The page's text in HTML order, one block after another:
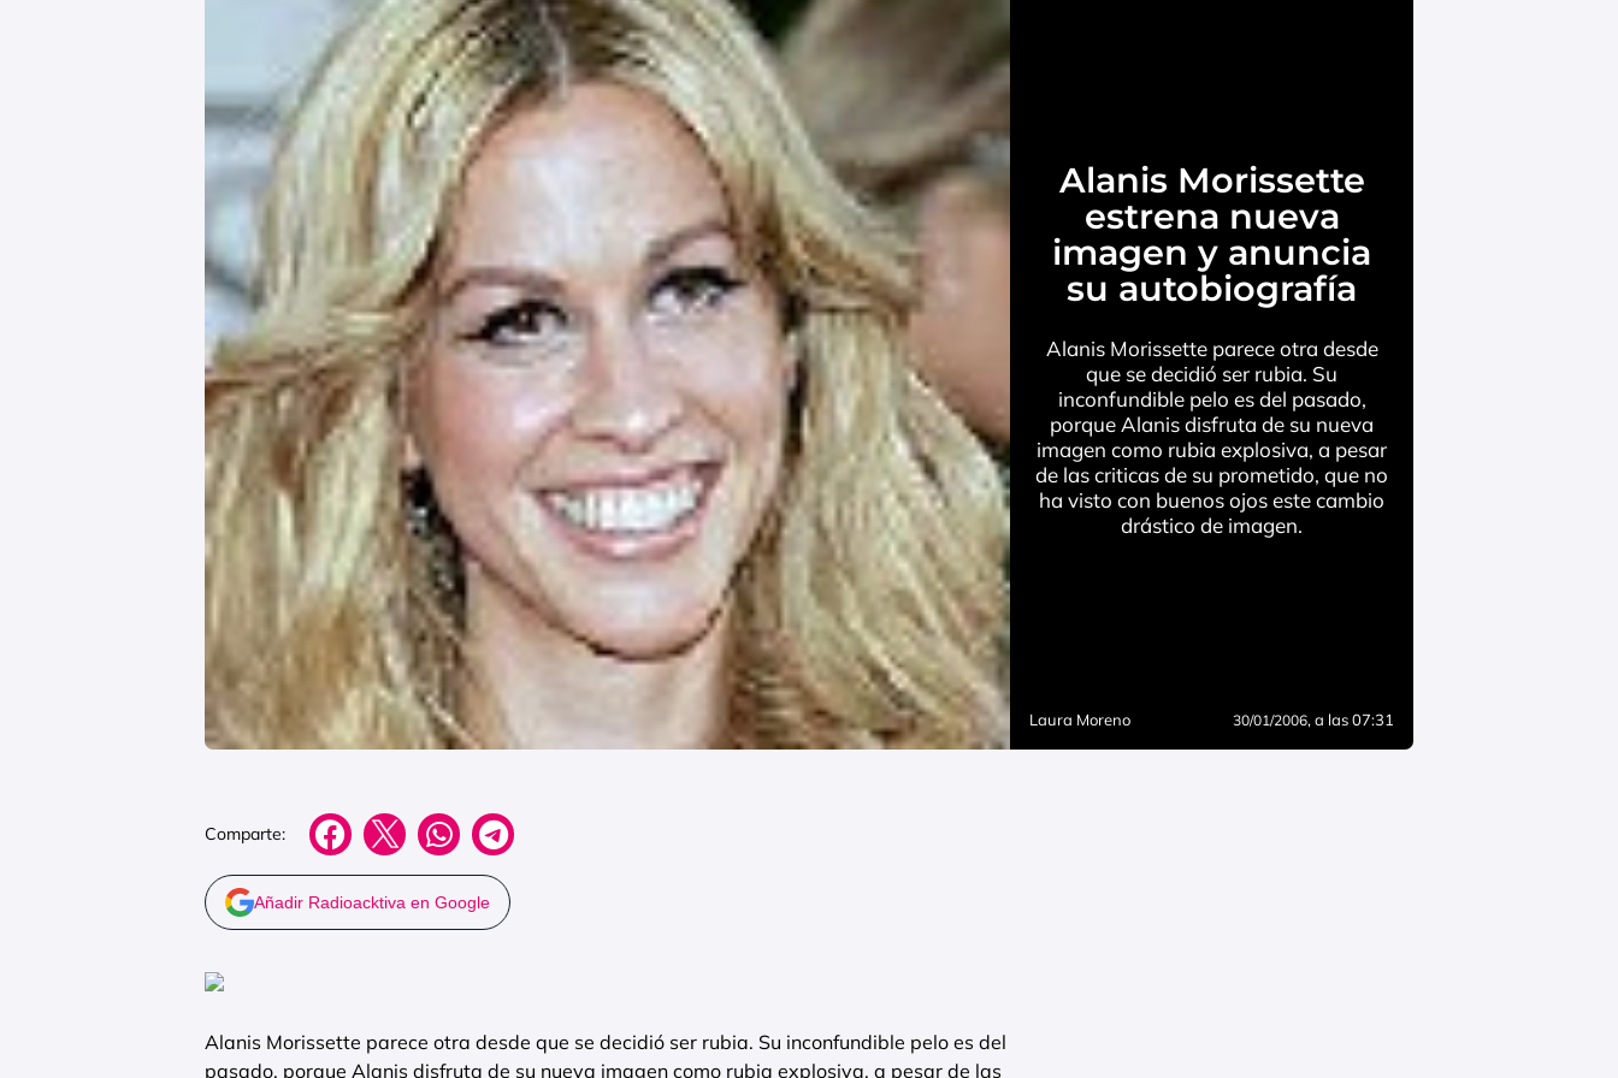
Alanis Morissette
estrena nueva
imagen y anuncia
su autobiografía
Alanis Morissette parece otra desde
que se decidió ser rubia. Su
inconfundible pelo es del pasado,
porque Alanis disfruta de su nueva
imagen como rubia explosiva, a pesar
de las criticas de su prometido, que no
ha visto con buenos ojos este cambio
drástico de imagen.
Laura Moreno 30/01/2006, a las 07:31
Comparte:
Añadir Radioacktiva en Google
Alanis Morissette parece otra desde que se decidió ser rubia. Su inconfundible pelo es del
pasado, porque Alanis disfruta de su nueva imagen como rubia explosiva, a pesar de las